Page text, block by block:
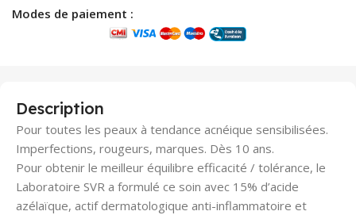
Modes de paiement :
Description
Pour toutes les peaux à tendance acnéique sensibilisées.
Imperfections, rougeurs, marques. Dès 10 ans.
Pour obtenir le meilleur équilibre efficacité / tolérance, le
Laboratoire SVR a formulé ce soin avec 15% d’acide
azélaïque, actif dermatologique anti-inflammatoire et